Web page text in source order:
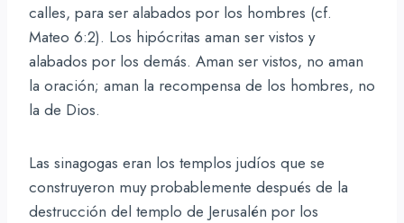
calles, para ser alabados por los hombres (cf.
Mateo 6:2). Los hipócritas aman ser vistos y
alabados por los demás. Aman ser vistos, no aman
la oración; aman la recompensa de los hombres, no
la de Dios.
Las sinagogas eran los templos judíos que se
construyeron muy probablemente después de la
destrucción del templo de Jerusalén por los